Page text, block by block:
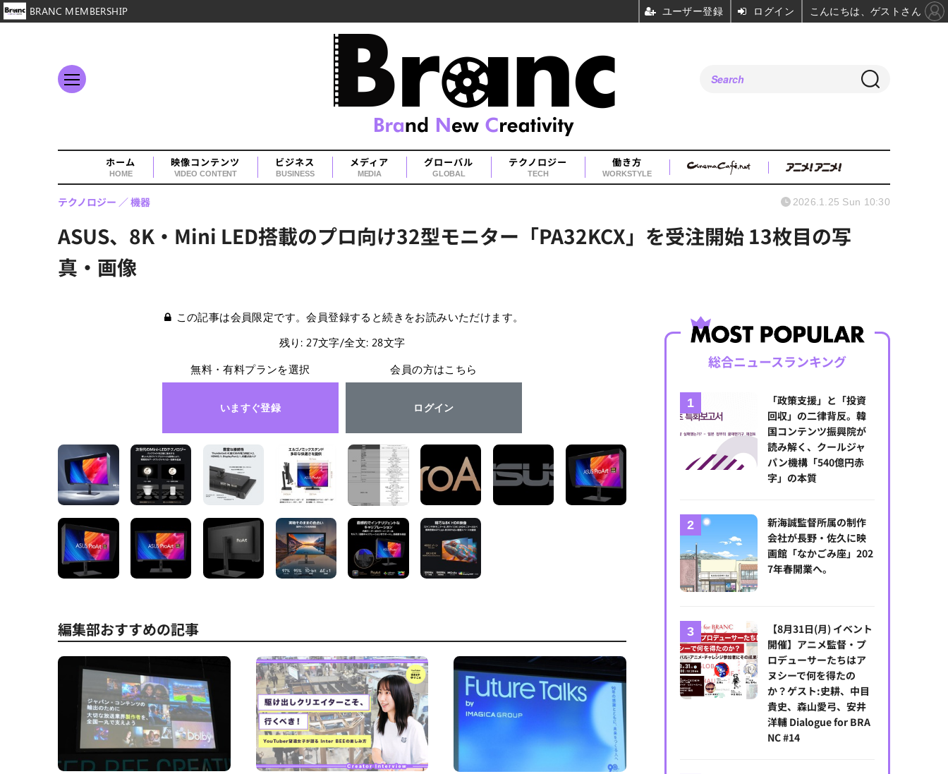
ホーム
HOME
映像コンテンツ
VIDEO CONTENT
ビジネス
BUSINESS
メディア
MEDIA
グローバル
GLOBAL
テクノロジー
TECH
働き方
WORKSTYLE
ASUS、8K・Mini LED搭載のプロ向け32型モニター「PA32KCX」を受注開始 13枚目の写
真・画像
テクノロジー 機器 2026.1.25 Sun 10:30
この記事は会員限定です。会員登録すると続きをお読みいただけます。
残り: 27文字/全文: 28文字
無料・有料プランを選択
いますぐ登録
会員の方はこちら
ログイン
編集部おすすめの記事
総合ニュースランキング
「政策支援」と「投資
回収」の二律背反。韓
国コンテンツ振興院が
読み解く、クールジャ
パン機構「540億円赤
字」の本質
新海誠監督所属の制作
会社が長野・佐久に映
画館「なかごみ座」202
7年春開業へ。
【8月31日(月) イベント
開催】アニメ監督・プ
ロデューサーたちはア
ヌシーで何を得たの
か？ゲスト:史耕、中目
貴史、森山愛弓、安井
洋輔 Dialogue for BRA
NC #14
BRANC MEMBERSHIP ユーザー登録 ログイン こんにちは、ゲストさん